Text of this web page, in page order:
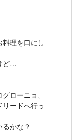
料理を口にし
ど…
ローニョ、
ードへ行っ
かな？